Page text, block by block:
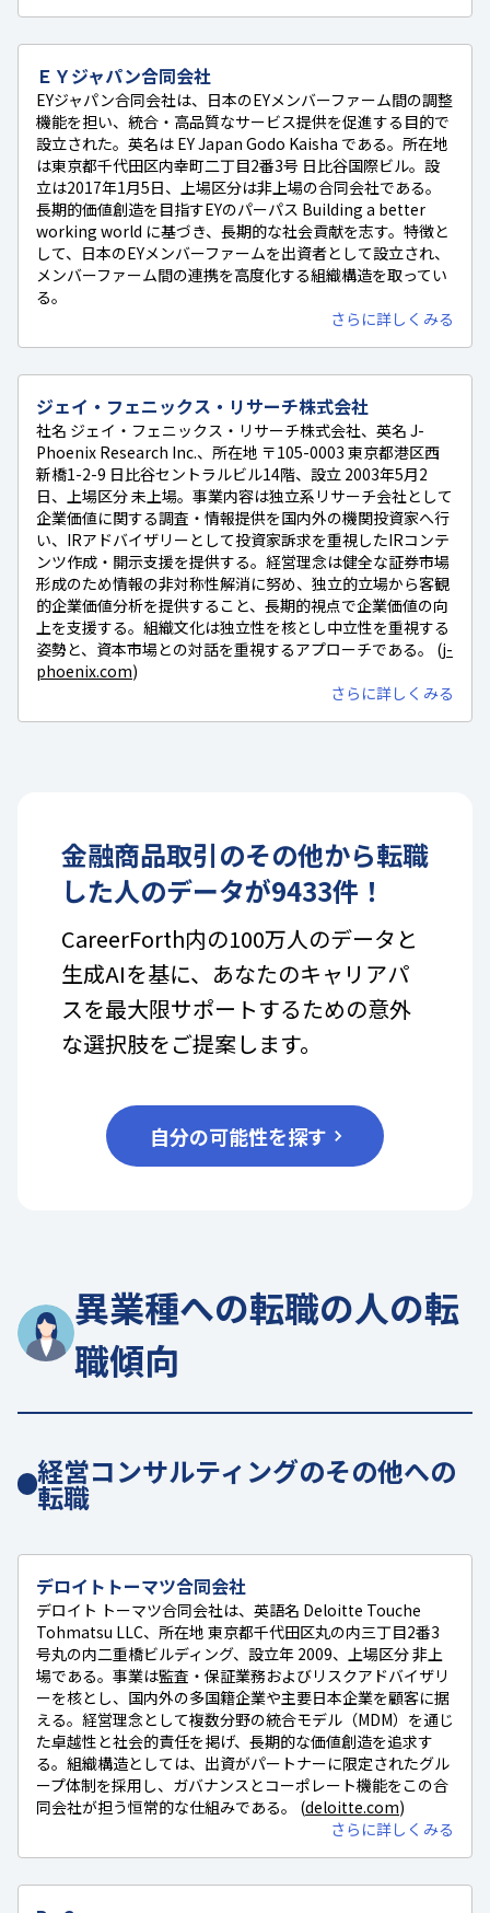
ＥＹジャパン合同会社
EYジャパン合同会社は、日本のEYメンバーファーム間の調整
機能を担い、統合・高品質なサービス提供を促進する目的で
設立された。英名は EY Japan Godo Kaisha である。所在地
は東京都千代田区内幸町二丁目2番3号 日比谷国際ビル。設
立は2017年1月5日、上場区分は非上場の合同会社である。
長期的価値創造を目指すEYのパーパス Building a better
working world に基づき、長期的な社会貢献を志す。特徴と
して、日本のEYメンバーファームを出資者として設立され、
メンバーファーム間の連携を高度化する組織構造を取ってい
る。
さらに詳しくみる
ジェイ・フェニックス・リサーチ株式会社
社名 ジェイ・フェニックス・リサーチ株式会社、英名 J-
Phoenix Research Inc.、所在地 〒105-0003 東京都港区西
新橋1-2-9 日比谷セントラルビル14階、設立 2003年5月2
日、上場区分 未上場。事業内容は独立系リサーチ会社として
企業価値に関する調査・情報提供を国内外の機関投資家へ行
い、IRアドバイザリーとして投資家訴求を重視したIRコンテ
ンツ作成・開示支援を提供する。経営理念は健全な証券市場
形成のため情報の非対称性解消に努め、独立的立場から客観
的企業価値分析を提供すること、長期的視点で企業価値の向
上を支援する。組織文化は独立性を核とし中立性を重視する
姿勢と、資本市場との対話を重視するアプローチである。 (j-
phoenix.com)
さらに詳しくみる
金融商品取引のその他から転職
した人のデータが9433件！
CareerForth内の100万人のデータと
生成AIを基に、あなたのキャリアパ
スを最大限サポートするための意外
な選択肢をご提案します。
自分の可能性を探す
異業種への転職の人の転
職傾向
経営コンサルティングのその他への
転職
デロイトトーマツ合同会社
デロイト トーマツ合同会社は、英語名 Deloitte Touche
Tohmatsu LLC、所在地 東京都千代田区丸の内三丁目2番3
号丸の内二重橋ビルディング、設立年 2009、上場区分 非上
場である。事業は監査・保証業務およびリスクアドバイザリ
ーを核とし、国内外の多国籍企業や主要日本企業を顧客に据
える。経営理念として複数分野の統合モデル（MDM）を通じ
た卓越性と社会的責任を掲げ、長期的な価値創造を追求す
る。組織構造としては、出資がパートナーに限定されたグル
ープ体制を採用し、ガバナンスとコーポレート機能をこの合
同会社が担う恒常的な仕組みである。 (deloitte.com)
さらに詳しくみる